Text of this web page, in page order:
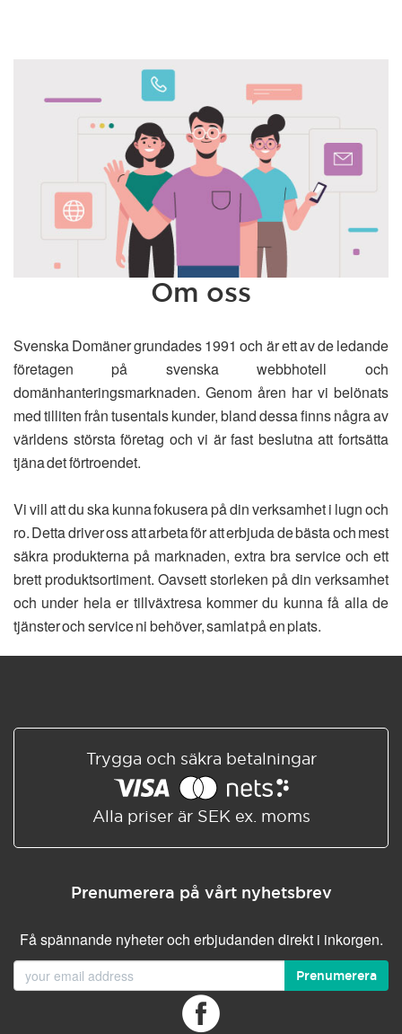
Om oss
Svenska Domäner grundades 1991 och är ett av de ledande
företagen på svenska webbhotell och
domänhanteringsmarknaden. Genom åren har vi belönats
med tilliten från tusentals kunder, bland dessa finns några av
världens största företag och vi är fast beslutna att fortsätta
tjäna det förtroendet.
Vi vill att du ska kunna fokusera på din verksamhet i lugn och
ro. Detta driver oss att arbeta för att erbjuda de bästa och mest
säkra produkterna på marknaden, extra bra service och ett
brett produktsortiment. Oavsett storleken på din verksamhet
och under hela er tillväxtresa kommer du kunna få alla de
tjänster och service ni behöver, samlat på en plats.
Trygga och säkra betalningar
Alla priser är SEK ex. moms
Prenumerera på vårt nyhetsbrev
Få spännande nyheter och erbjudanden direkt i inkorgen.
Prenumerera